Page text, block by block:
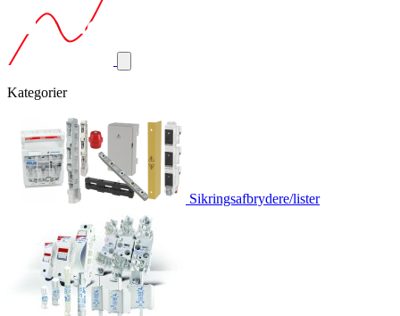
Kategorier
Sikringsafbrydere/lister